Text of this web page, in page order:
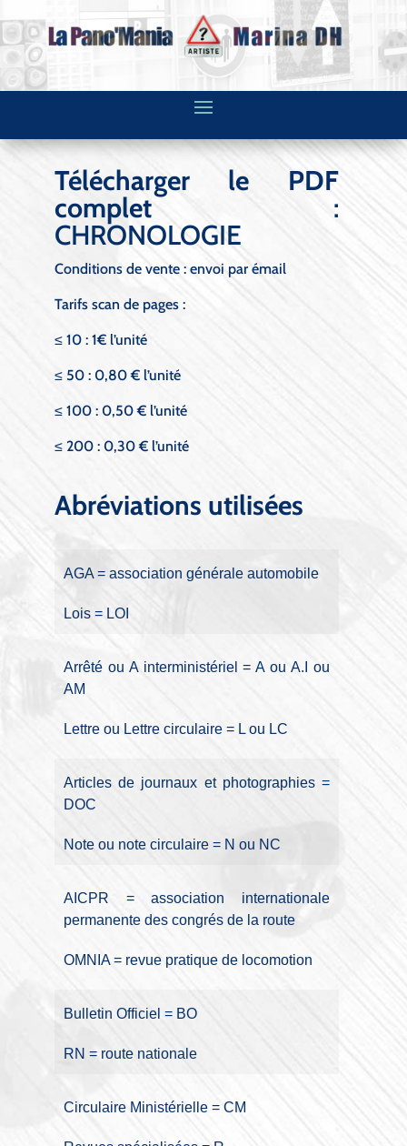
Télécharger le PDF
complet:
CHRONOLOGIE
Conditions de vente : envoi par émail
Tarifs scan de pages :
≤ 10 : 1€ l’unité
≤ 50 : 0,80 € l’unité
≤ 100 : 0,50 € l’unité
≤ 200 : 0,30 € l’unité
Abréviations utilisées
AGA = association générale automobile
Lois = LOI
Arrêté ou A interministériel = A ou A.I ou
AM
Lettre ou Lettre circulaire = L ou LC
Articles de journaux et photographies =
DOC
Note ou note circulaire = N ou NC
AICPR = association internationale
permanente des congrés de la route
OMNIA = revue pratique de locomotion
Bulletin Officiel = BO
RN = route nationale
Circulaire Ministérielle = CM